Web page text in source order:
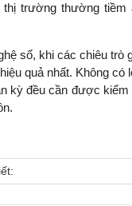
thị trường thường
số, khi các chiêu
hiệu quả nhất. Không
kỳ đều cần được